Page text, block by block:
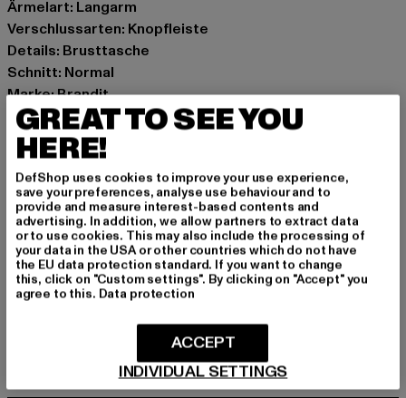
Ärmelart: Langarm
Verschlussarten: Knopfleiste
Details: Brusttasche
Schnitt: Normal
Marke: Brandit
Kat.: Hemden
Farbe: schwarz
Hersteller Farbe: black
Materialzusammensetzung: 100% Baumwolle
Art.Nr: BD4035-00007
Hersteller: Brandit Textil GmbH |info@brandit-wear.com
Spichernstraße 6a | 50672 Köln | DE
GRÖSSE & PASSFORM
PFLEGEHINWEISE
GREAT TO SEE YOU
HERE!
DefShop uses cookies to improve your use experience,
save your preferences, analyse use behaviour and to
provide and measure interest-based contents and
advertising. In addition, we allow partners to extract data
or to use cookies. This may also include the processing of
your data in the USA or other countries which do not have
the EU data protection standard. If you want to change
this, click on "Custom settings". By clicking on "Accept" you
agree to this. Data protection
INDIVIDUAL SETTINGS
ACCEPT